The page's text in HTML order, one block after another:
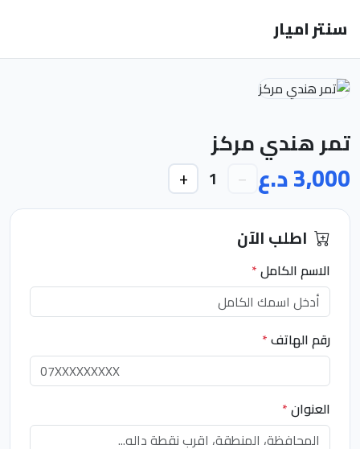
سنتر اميار
تمر هندي مركز
3,000 د.ع −
1
+
اطلب الآن
الاسم الكامل*
رقم الهاتف*
العنوان*